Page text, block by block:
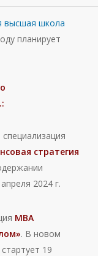
высшая школа
планирует
стратегия
2024 г.
МВА
. В новом
19